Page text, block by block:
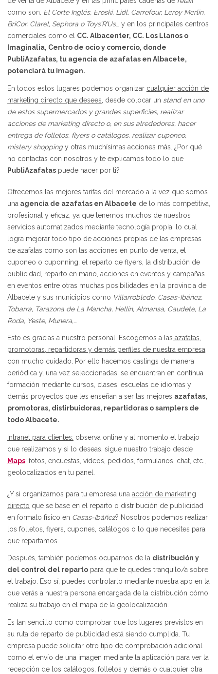
como son: El Corte Inglés, Eroski, Lidl, Carrefour, Leroy Merlin,
BriCor, Clarel, Sephora o Toys’R’Us… y en los principales centros
comerciales como el CC. Albacenter, CC. Los Llanos o
Imaginalia, Centro de ocio y comercio, donde
PubliAzafatas, tu agencia de azafatas en Albacete,
potenciará tu imagen.
En todos estos lugares podemos organizar cualquier acción de
marketing directo que desees , desde colocar un stand en uno
de estos supermercados y grandes superficies, realizar
acciones de marketing directo o, en sus alrededores, hacer
entrega de folletos, flyers o catálogos, realizar cuponeo,
mistery shoppingy otras muchísimas acciones más. ¿Por qué
no contactas con nosotros y te explicamos todo lo que
PubliAzafatas puede hacer por ti?
Ofrecemos las mejores tarifas del mercado a la vez que somos
una agencia de azafatas en Albacete de lo más competitiva,
profesional y eficaz, ya que tenemos muchos de nuestros
servicios automatizados mediante tecnología propia, lo cual
logra mejorar todo tipo de acciones propias de las empresas
de azafatas como son las acciones en punto de venta, el
cuponeo o cuponning, el reparto de flyers, la distribución de
publicidad, reparto en mano, acciones en eventos y campañas
en eventos entre otras muchas posibilidades en la provincia de
Albacete y sus municipios como Villarrobledo, Casas-Ibáñez,
Tobarra, Tarazona de La Mancha, Hellín, Almansa, Caudete, La
Roda, Yeste, Munera,…
Esto es gracias a nuestro personal. Escogemos a las azafatas,
promotoras, repartidoras y demás perfiles de nuestra empresa
con mucho cuidado. Por ello hacemos castings de manera
periódica y, una vez seleccionadas, se encuentran en contínua
formación mediante cursos, clases, escuelas de idiomas y
demás proyectos que les enseñan a ser las mejores azafatas,
promotoras, distirbuidoras, repartidoras o samplers de
todo Albacete.
Intranet para clientes: observa online y al momento el trabajo
que realizamos y si lo deseas, sigue nuestro trabajo desde
Maps: fotos, encuestas, vídeos, pedidos, formularios, chat, etc.,
geolocalizados en tu panel.
¿Y si organizamos para tu empresa una acción de marketing
directo que se base en el reparto o distribución de publicidad
en formato físico en Casas-Ibáñez? Nosotros podemos realizar
los folletos, flyers, cupones, catálogos o lo que necesites para
que repartamos.
Después, también podemos ocuparnos de la distribución y
del control del reparto para que te quedes tranquilo/a sobre
el trabajo. Eso sí, puedes controlarlo mediante nuestra app en la
que verás a nuestra persona encargada de la distribución cómo
realiza su trabajo en el mapa de la geolocalización.
Es tan sencillo como comprobar que los lugares previstos en
su ruta de reparto de publicidad está siendo cumplida. Tu
empresa puede solicitar otro tipo de comprobación adicional
como el envío de una imagen mediante la aplicación para ver la
recepción de los catálogos, folletos y demás o cualquier otra